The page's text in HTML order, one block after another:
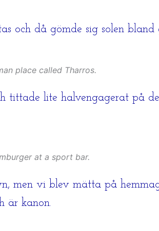
och då gömde sig solen bland
place called Tharros.
lite halvengagerat på
at a sport bar.
men vi blev mätta på
är kanon.